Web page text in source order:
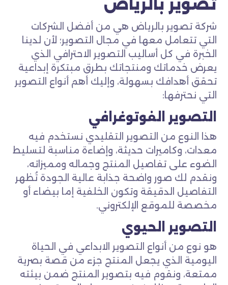
تصوير بالرياض
شركة تصوير بالرياض هي من أفضل الشركات
التي تتعامل معها في مجال التصوير؛ لأن لدينا
الخبرة في كل أساليب التصوير الاحترافي الذي
يعرض خدماتك ومنتجاتك بطرق مبتكرة إبداعية
تحقق أهدافك بسهولة، وإليك أهم أنواع التصوير
التي نحترفها:
التصوير الفوتوغرافي
هذا النوع من التصوير التقليدي نستخدم فيه
معدات، وكاميرات حديثة، وإضاءة مناسبة لتسليط
الضوء على تفاصيل المنتج وجماله ومميزاته،
ونقدم لك صور واضحة جذابة عالية الجودة تُظهر
التفاصيل الدقيقة وتكون الخلفية إما بيضاء أو
مخصصة للموقع الإلكتروني.
التصوير الحيوي
هو نوع من أنواع التصوير الابداعي في الحياة
اليومية الذي يجعل المنتج جزء من قصة بصرية
ممتعة، ونقوم فيه بتصوير المنتج ضمن بيئته